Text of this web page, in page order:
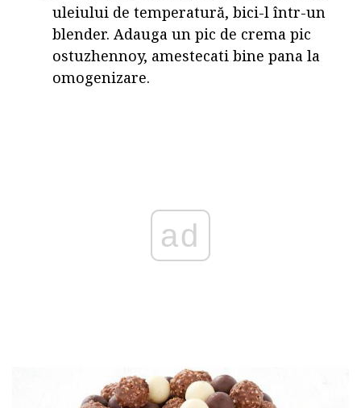
uleiului de temperatură, bici-l într-un
blender. Adauga un pic de crema pic
ostuzhennoy, amestecati bine pana la
omogenizare.
ad